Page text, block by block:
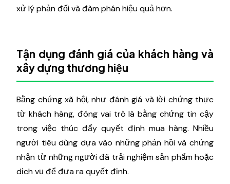
xử lý phản đối và đàm phán hiệu quả hơn.
Tận dụng đánh giá của khách hàng và
xây dựng thương hiệu
Bằng chứng xã hội, như đánh giá và lời chứng thực
từ khách hàng, đóng vai trò là bằng chứng tin cậy
trong việc thúc đẩy quyết định mua hàng. Nhiều
người tiêu dùng dựa vào những phản hồi và chứng
nhận từ những người đã trải nghiệm sản phẩm hoặc
dịch vụ để đưa ra quyết định.